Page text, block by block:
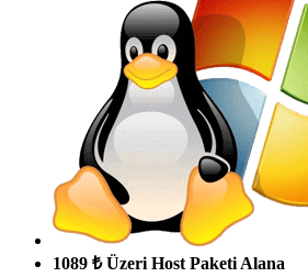
1089 ₺ Üzeri Host Paketi Alana